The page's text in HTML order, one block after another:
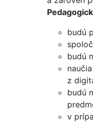
budú
budú
z
budú
v